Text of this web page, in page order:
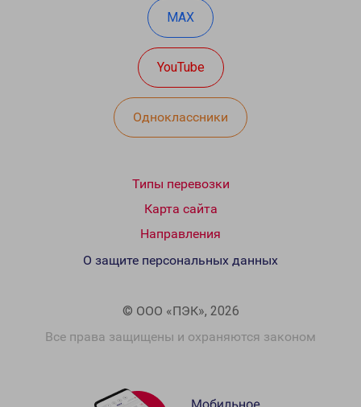
MAX
YouTube
Одноклассники
Типы перевозки
Карта сайта
Направления
© ООО «ПЭК», 2026
Все права защищены и охраняются законом
О защите персональных данных